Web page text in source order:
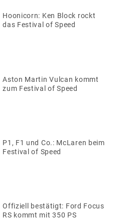
Hoonicorn: Ken Block rockt
das Festival of Speed
Aston Martin Vulcan kommt
zum Festival of Speed
P1, F1 und Co.: McLaren beim
Festival of Speed
Offiziell bestätigt: Ford Focus
RS kommt mit 350 PS